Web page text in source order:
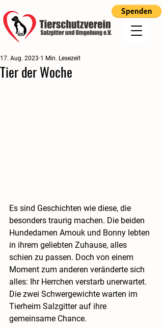
Tier der Woche
17. Aug. 2023 1 Min. Lesezeit
Es sind Geschichten wie diese, die
besonders traurig machen. Die beiden
Hundedamen Amouk und Bonny lebten
in ihrem geliebten Zuhause, alles
schien zu passen. Doch von einem
Moment zum anderen veränderte sich
alles: Ihr Herrchen verstarb unerwartet.
Die zwei Schwergewichte warten im
Tierheim Salzgitter auf ihre
gemeinsame Chance.